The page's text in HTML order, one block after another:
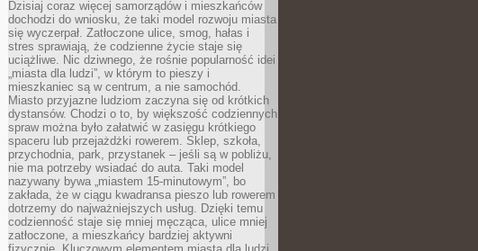
Dzisiaj coraz więcej samorządów i mieszkańców
dochodzi do wniosku, że taki model rozwoju miasta
się wyczerpał. Zatłoczone ulice, smog, hałas i
stres sprawiają, że codzienne życie staje się
uciążliwe. Nic dziwnego, że rośnie popularność idei
„miasta dla ludzi”, w którym to pieszy i
mieszkaniec są w centrum, a nie samochód.
Miasto przyjazne ludziom zaczyna się od krótkich
dystansów. Chodzi o to, by większość codziennych
spraw można było załatwić w zasięgu krótkiego
spaceru lub przejażdżki rowerem. Sklep, szkoła,
przychodnia, park, przystanek – jeśli są w pobliżu,
nie ma potrzeby wsiadać do auta. Taki model
nazywany bywa „miastem 15-minutowym”, bo
zakłada, że w ciągu kwadransa pieszo lub rowerem
dotrzemy do najważniejszych usług. Dzięki temu
codzienność staje się mniej męcząca, ulice mniej
zatłoczone, a mieszkańcy bardziej aktywni